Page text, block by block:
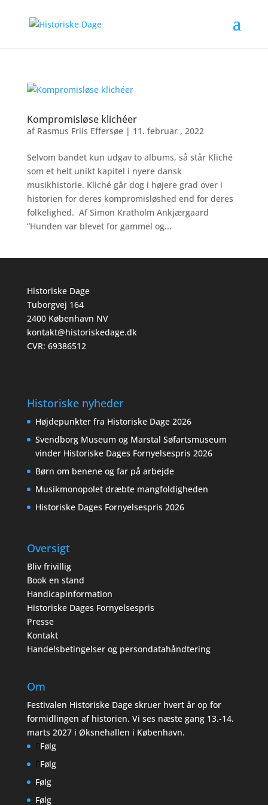
Kompromisløse klichéer
af Rasmus Friis Effersøe| 11. februar , 2022
Selvom bandet kun udgav to albums, så står Kliché
som et helt unikt kapitel i nyere dansk
musikhistorie. Kliché går dog i højere grad over i
historien for deres kompromisløshed end for deres
folkelighed. Af Simon Kratholm Ankjærgaard
”Hunden var blevet for gammel og...
Historiske Dage
Tuborgvej 164
2400 København NV
kontakt@historiskedage.dk
CVR: 69386512
Historiske nyheder
Højdepunkter fra Historiske Dage 2026
Svendborg Museum og Marstal Søfartsmuseum
vinder Historiske Dages Fornyelsespris 2026
Børn om benene og far på arbejde
Musikmonopolet dræbte mangfoldigheden
Historiske Dages Fornyelsespris 2026
Oversigt
Bliv frivillig
Book en stand
Handicapinformation
Historiske Dages Fornyelsespris
Presse
Kontakt
Handelsbetingelser og persondatahåndtering
Om
Festivalen Historiske Dage skruer hvert år op for
formidlingen af historien. Vi ses næste gang 13.-14.
marts 2027 i Øksnehallen i København.
Følg
Følg
Følg
Følg